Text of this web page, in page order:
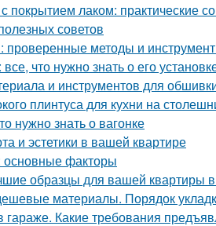
покрытием лаком: практические
советов
методы и
что нужно знать о его
и инструментов для
плинтуса для кухни на
нужно знать о вагонке
и эстетики в вашей квартире
факторы
образцы для вашей квартиры в
материалы. Порядок
Какие требования